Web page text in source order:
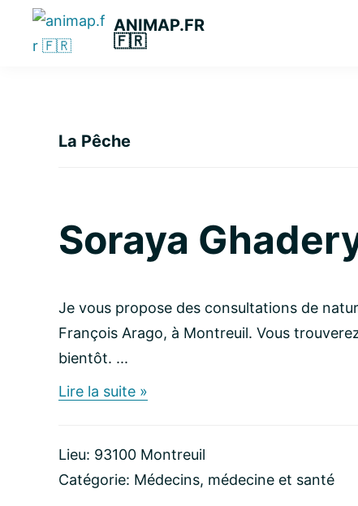
Passer
Passer
Passer
principale
ANIMAP.FR
🇫🇷
La Pêche
Soraya
Je vous propose des consultations de
François Arago, à Montreuil. Vous
bientôt. ...
Lire la suite »
Lieu: 93100 Montreuil
Catégorie: Médecins, médecine et santé